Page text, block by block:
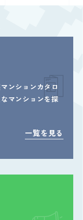
ンションカタロ
マンションを探
一覧を見る